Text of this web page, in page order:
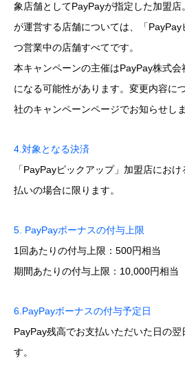
象店舗としてPayPayが指定した加盟
が運営する店舗については、「PayPay
つ営業中の店舗すべてです。
本キャンペーンの主催はPayPay株式
になる可能性があります。変更内容に
社のキャンペーンページでお知らせしま
4.対象となる決済
「PayPayピックアップ」加盟店にお
払いの場合に限ります。
5. PayPayボーナスの付与上限
1回あたりの付与上限：500円相当
期間あたりの付与上限：10,000円相当
6.PayPayボーナスの付与予定日
PayPay残高でお支払いただいた日の
す。